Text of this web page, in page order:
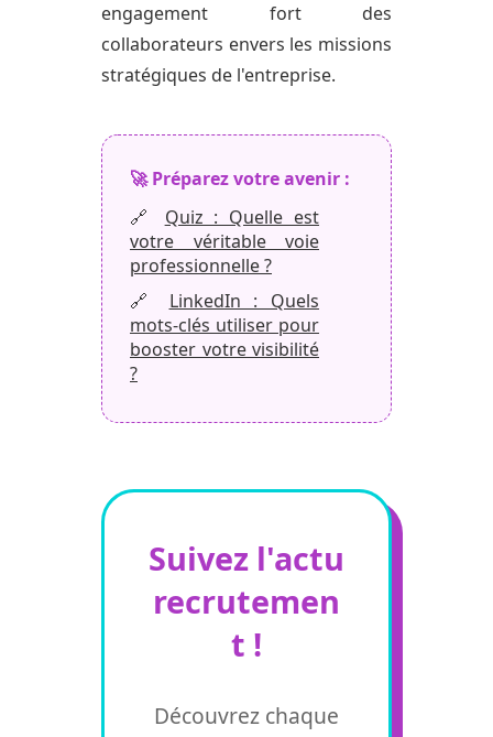
engagement fort des
collaborateurs envers les missions
stratégiques de l'entreprise.
🚀 Préparez votre avenir :
🔗 Quiz : Quelle est
votre véritable voie
professionnelle ?
🔗 LinkedIn : Quels
mots-clés utiliser pour
booster votre visibilité
?
Suivez l'actu
recrutemen
t !
Découvrez chaque